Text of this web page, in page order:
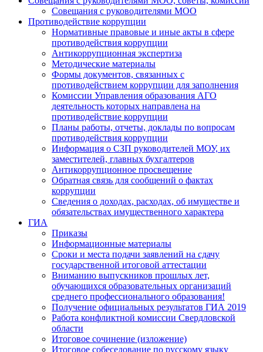
Совещания с руководителями МОО
Противодействие коррупции
Нормативные правовые и иные акты в сфере
противодействия коррупции
Антикоррупционная экспертиза
Методические материалы
Формы документов, связанных с
противодействием коррупции для заполнения
Комиссии Управления образования АГО
деятельность которых направлена на
противодействие коррупции
Планы работы, отчеты, доклады по вопросам
противодействия коррупции
Информация о СЗП руководителей МОУ, их
заместителей, главных бухгалтеров
Антикоррупционное просвещение
Обратная связь для сообщений о фактах
коррупции
Сведения о доходах, расходах, об имуществе и
обязательствах имущественного характера
ГИА
Приказы
Информационные материалы
Сроки и места подачи заявлений на сдачу
государственной итоговой аттестации
Вниманию выпускников прошлых лет,
обучающихся образовательных организаций
среднего профессионального образования!
Получение официальных результатов ГИА 2019
Работа конфликтной комиссии Свердловской
области
Итоговое сочинение (изложение)
Итоговое собеседование по русскому языку